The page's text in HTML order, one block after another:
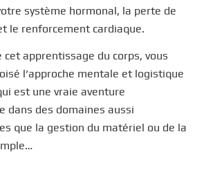
système hormonal, la perte de
le renforcement cardiaque.
cet apprentissage du corps, vous
l’approche mentale et logistique
est une vraie aventure
dans des domaines aussi
que la gestion du matériel ou de la